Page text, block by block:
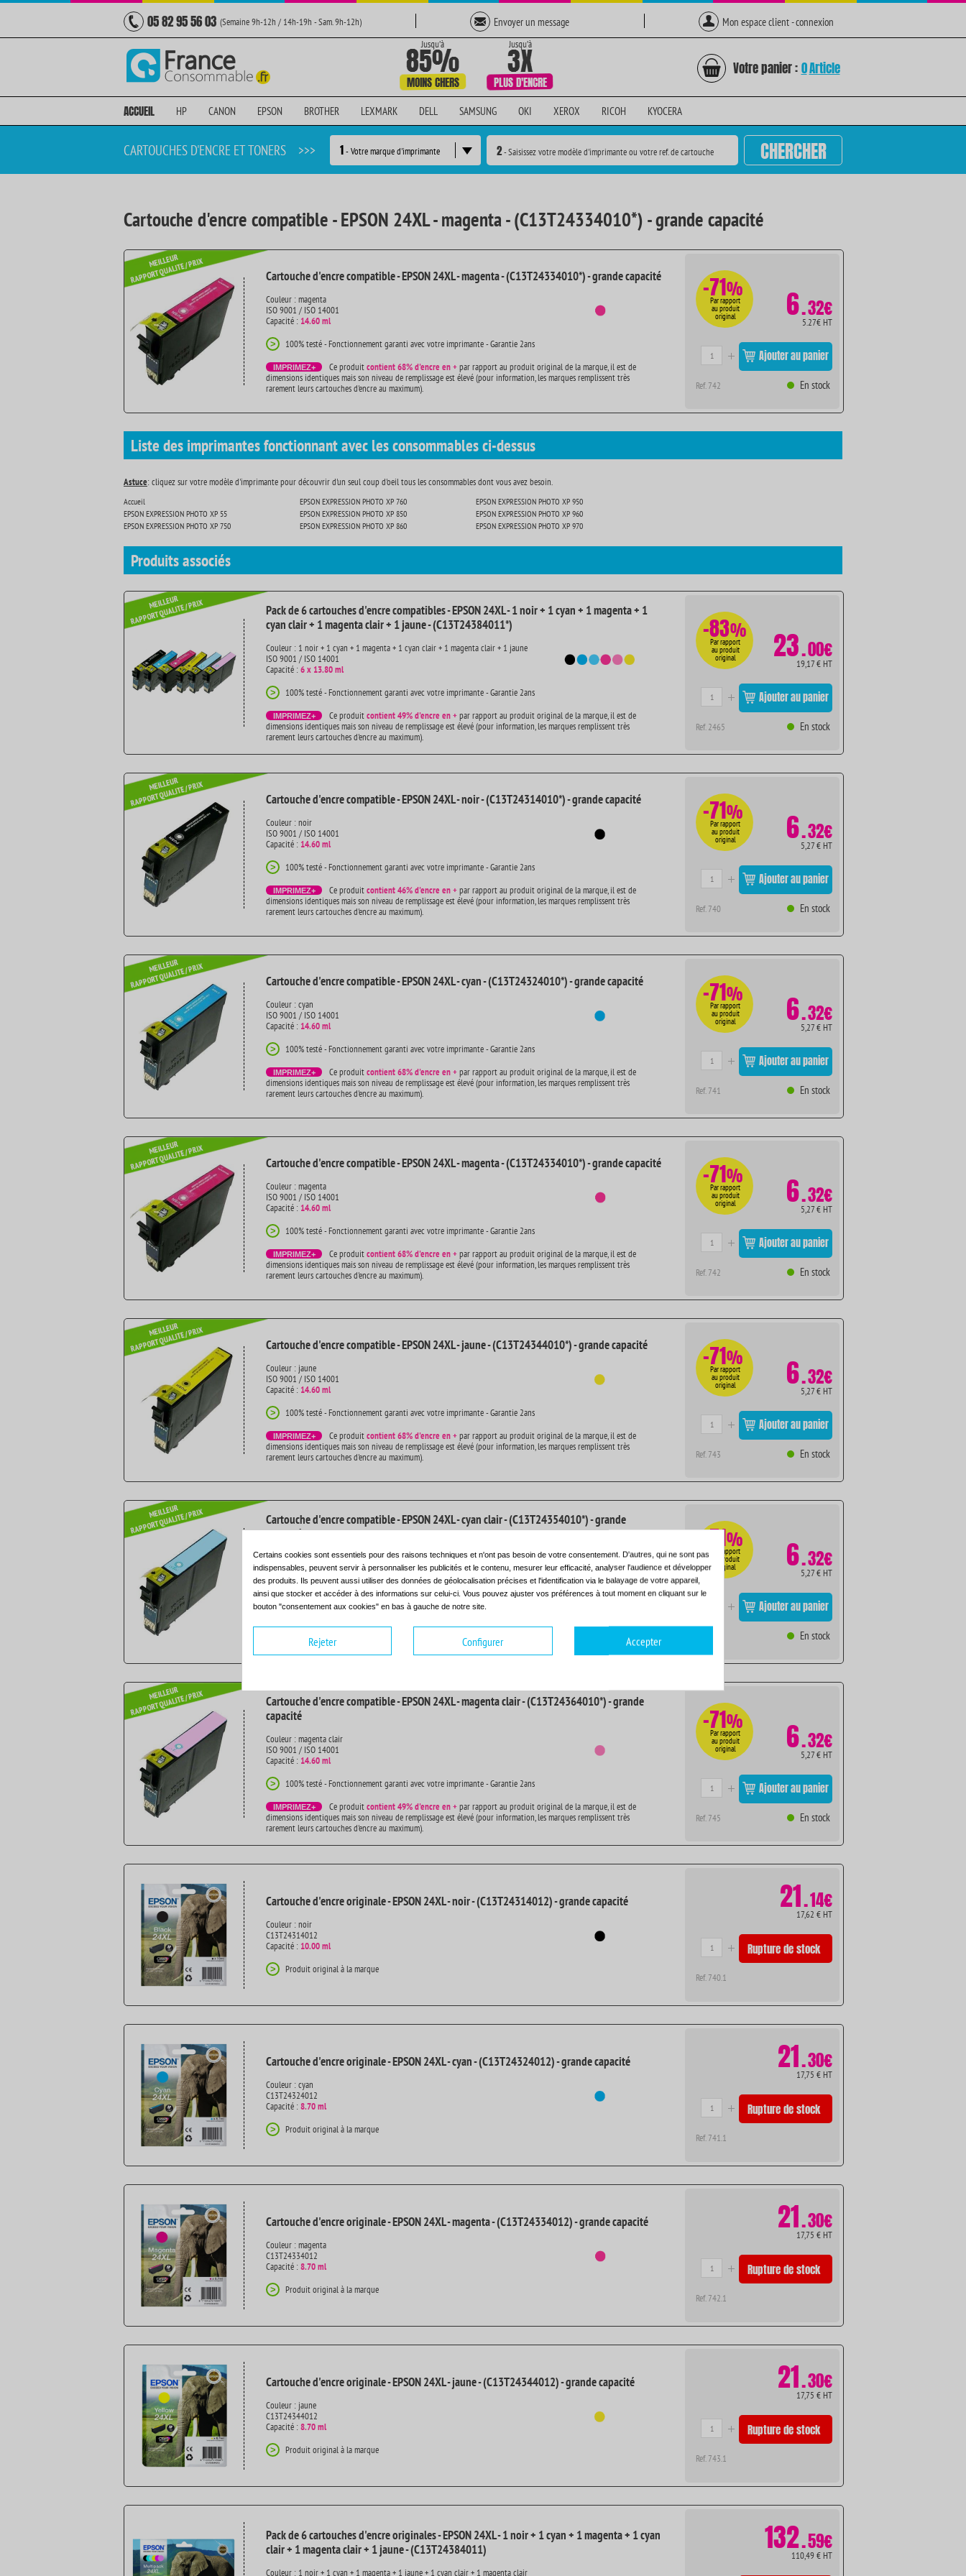
05 82 95 56 03 (Semaine 9h-12h / 14h-19h - Sam. 9h-12h) Envoyer un message Mon espace client - connexion
Votre panier : 0Article
ACCUEIL HP CANON EPSON BROTHER LEXMARK DELL SAMSUNG OKI XEROX RICOH KYOCERA
CARTOUCHES D'ENCRE ET TONERS >>> 1- Votre marque d'imprimante 2- Saisissez votre modèle d'imprimante ou votre ref. de cartouche CHERCHER
Cartouche d'encre compatible - EPSON 24XL - magenta - (C13T24334010*) - grande capacité
Cartouche d'encre compatible - EPSON 24XL - magenta - (C13T24334010*) - grande capacité
Couleur : magenta
ISO 9001 / ISO 14001
Capacité : 14.60 ml
> 100% testé - Fonctionnement garanti avec votre imprimante - Garantie 2ans
IMPRIMEZ+ Ce produitcontient68% d'encre en +par rapport au produit original de la marque, il est de
dimensions identiques mais son niveau de remplissage est élevé (pour information, les marques remplissent très
rarement leurs cartouches d'encre au maximum).
-71%
Par rapport
au produit
original 6.32€
5.27€ HT
Ajouter au panier
Ref. 742 En stock
Liste des imprimantes fonctionnant avec les consommables ci-dessus
Astuce: cliquez sur votre modèle d'imprimante pour découvrir d'un seul coup d'oeil tous les consommables dont vous avez besoin.
Accueil
EPSON EXPRESSION PHOTO XP 55
EPSON EXPRESSION PHOTO XP 750
EPSON EXPRESSION PHOTO XP 760
EPSON EXPRESSION PHOTO XP 850
EPSON EXPRESSION PHOTO XP 860
EPSON EXPRESSION PHOTO XP 950
EPSON EXPRESSION PHOTO XP 960
EPSON EXPRESSION PHOTO XP 970
Produitsassociés
Pack de 6 cartouches d'encre compatibles - EPSON 24XL - 1 noir + 1 cyan + 1 magenta + 1
cyan clair + 1 magenta clair + 1 jaune - (C13T24384011*)
Couleur : 1 noir + 1 cyan + 1 magenta + 1 cyan clair + 1 magenta clair + 1 jaune
ISO 9001 / ISO 14001
Capacité :6 x 13.80 ml
> 100% testé - Fonctionnement garanti avec votre imprimante - Garantie 2ans
IMPRIMEZ+ Ce produitcontient49% d'encre en +par rapport au produit original de la marque, il est de
dimensions identiques mais son niveau de remplissage est élevé (pour information, les marques remplissent très
rarement leurs cartouches d'encre au maximum).
-83%
Par rapport
au produit
original 23.00€
19,17 € HT
Ajouter au panier
Ref. 2465 En stock
Cartouche d'encre compatible - EPSON 24XL - noir - (C13T24314010*) - grande capacité
Couleur : noir
ISO 9001 / ISO 14001
Capacité : 14.60 ml
> 100% testé - Fonctionnement garanti avec votre imprimante - Garantie 2ans
IMPRIMEZ+ Ce produitcontient46% d'encre en +par rapport au produit original de la marque, il est de
dimensions identiques mais son niveau de remplissage est élevé (pour information, les marques remplissent très
rarement leurs cartouches d'encre au maximum).
-71%
Par rapport
au produit
original 6.32€
5,27 € HT
Ajouter au panier
Ref. 740 En stock
Cartouche d'encre compatible - EPSON 24XL - cyan - (C13T24324010*) - grande capacité
Couleur : cyan
ISO 9001 / ISO 14001
Capacité : 14.60 ml
> 100% testé - Fonctionnement garanti avec votre imprimante - Garantie 2ans
IMPRIMEZ+ Ce produitcontient68% d'encre en +par rapport au produit original de la marque, il est de
dimensions identiques mais son niveau de remplissage est élevé (pour information, les marques remplissent très
rarement leurs cartouches d'encre au maximum).
-71%
Par rapport
au produit
original 6.32€
5,27 € HT
Ajouter au panier
Ref. 741 En stock
Cartouche d'encre compatible - EPSON 24XL - magenta - (C13T24334010*) - grande capacité
Couleur : magenta
ISO 9001 / ISO 14001
Capacité : 14.60 ml
> 100% testé - Fonctionnement garanti avec votre imprimante - Garantie 2ans
IMPRIMEZ+ Ce produitcontient68% d'encre en +par rapport au produit original de la marque, il est de
dimensions identiques mais son niveau de remplissage est élevé (pour information, les marques remplissent très
rarement leurs cartouches d'encre au maximum).
-71%
Par rapport
au produit
original 6.32€
5,27 € HT
Ajouter au panier
Ref. 742 En stock
Cartouche d'encre compatible - EPSON 24XL - jaune - (C13T24344010*) - grande capacité
Couleur : jaune
ISO 9001 / ISO 14001
Capacité : 14.60 ml
> 100% testé - Fonctionnement garanti avec votre imprimante - Garantie 2ans
IMPRIMEZ+ Ce produitcontient68% d'encre en +par rapport au produit original de la marque, il est de
dimensions identiques mais son niveau de remplissage est élevé (pour information, les marques remplissent très
rarement leurs cartouches d'encre au maximum).
-71%
Par rapport
au produit
original 6.32€
5,27 € HT
Ajouter au panier
Ref. 743 En stock
Cartouche d'encre compatible - EPSON 24XL - cyan clair - (C13T24354010*) - grande
capacité
Couleur : cyan clair
ISO 9001 / ISO 14001
Capacité : 14.60 ml
100% testé - Fonctionnement garanti avec votre imprimante - Garantie 2ans
IMPRIMEZ+ Ce produitcontient 49% d'encre en +par rapport au produit original de la marque, il est de
dimensions identiques mais son niveau de remplissage est élevé (pour information, les marques remplissent très
rarement leurs cartouches d'encre au maximum).
-71%
Par rapport
au produit
original 6.32€
5,27 € HT
Ajouter au panier
En stock
Cartouche d'encre compatible - EPSON 24XL - magenta clair - (C13T24364010*) - grande
capacité
Couleur : magenta clair
ISO 9001 / ISO 14001
Capacité : 14.60 ml
> 100% testé - Fonctionnement garanti avec votre imprimante - Garantie 2ans
IMPRIMEZ+ Ce produitcontient49% d'encre en +par rapport au produit original de la marque, il est de
dimensions identiques mais son niveau de remplissage est élevé (pour information, les marques remplissent très
rarement leurs cartouches d'encre au maximum).
-71%
Par rapport
au produit
original 6.32€
5,27 € HT
Ajouter au panier
Ref. 745 En stock
Cartouche d'encre originale - EPSON 24XL - noir - (C13T24314012) - grande capacité
Couleur : noir
C13T24314012
Capacité : 10.00 ml
> Produit original à la marque
21.14€
17,62 € HT
Rupture de stock
Ref. 740.1
Cartouche d'encre originale - EPSON 24XL - cyan - (C13T24324012) - grande capacité
Couleur : cyan
C13T24324012
Capacité :8.70 ml
> Produit original à la marque
21.30€
17,75 € HT
Rupture de stock
Ref. 741.1
Cartouche d'encre originale - EPSON 24XL - magenta - (C13T24334012) - grande capacité
Couleur : magenta
C13T24334012
Capacité :8.70 ml
> Produit original à la marque
21.30€
17,75 € HT
Rupture de stock
Ref. 742.1
Cartouche d'encre originale - EPSON 24XL - jaune - (C13T24344012) - grande capacité
Couleur : jaune
C13T24344012
Capacité :8.70 ml
> Produit original à la marque
21.30€
17,75 € HT
Rupture de stock
Ref. 743.1
Pack de 6 cartouches d'encre originales - EPSON 24XL - 1 noir + 1 cyan + 1 magenta + 1 cyan
clair + 1 magenta clair + 1 jaune - (C13T24384011)
Couleur : 1 noir + 1 cyan + 1 magenta + 1 jaune + 1 cyan clair + 1 magenta clair
132.59€
110,49 € HT
Certains cookies sont essentiels pour des raisons techniques et n'ont pas besoin de votre consentement. D'autres, qui ne sont pas
indispensables, peuvent servir à personnaliser les publicités et le contenu, mesurer leur efficacité, analyser l'audience et développer
des produits. Ils peuvent aussi utiliser des données de géolocalisation précises et l'identification via le balayage de votre appareil,
ainsi que stocker et accéder à des informations sur celui-ci. Vous pouvez ajuster vos préférences à tout moment en cliquant sur le
bouton "consentement aux cookies" en bas à gauche de notre site.
Rejeter Configurer Accepter